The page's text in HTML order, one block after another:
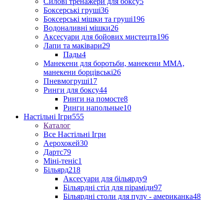
Боксерські груші36
Боксерські мішки та груші196
Водоналивні мішки26
Аксесуари для бойових мистецтв196
Лапи та маківари29
Пады4
Манекени для боротьби, манекени ММА,
манекени борцівські26
Пневмогруші17
Ринги для боксу44
Ринги на помосте8
Ринги напольные10
Настільні Ігри555
Каталог
Все Настільні Ігри
Аерохокей30
Дартс79
Міні-теніс1
Більярд218
Аксесуари для більярду9
Більярдні стіл для піраміди97
Більярдні столи для пулу - американка48